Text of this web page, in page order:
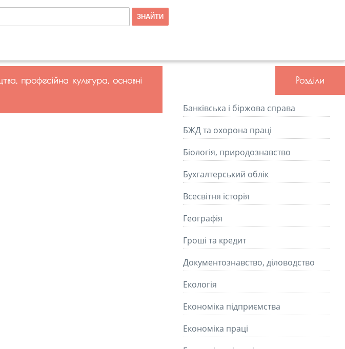
професійна культура, основні
Розділи
Банківська і біржова справа
БЖД та охорона праці
Біологія, природознавство
Бухгалтерський облік
Всесвітня історія
Географія
Гроші та кредит
Документознавство, діловодство
Екологія
Економіка підприємства
Економіка праці